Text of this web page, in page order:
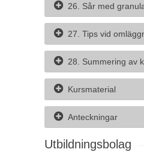
26. Sår med
27. Tips vid
28. Summering av
Kursmaterial
Anteckningar
Utbildningsbolag